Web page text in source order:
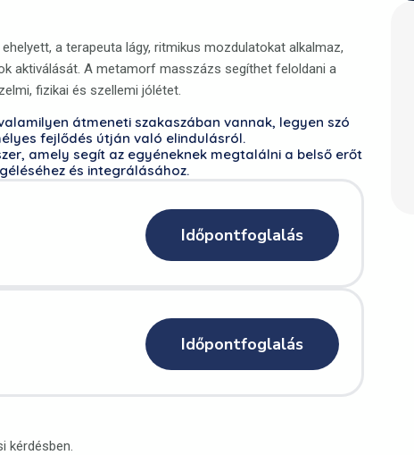
a terapeuta lágy, ritmikus mozdulatokat alkalmaz,
aktiválását. A metamorf masszázs segíthet feloldani a
fizikai és szellemi jólétet.
átmeneti szakaszában vannak, legyen szó
fejlődés útján való elindulásról.
amely segít az egyéneknek megtalálni a belső erőt
és integrálásához.
Időpontfoglalás
Időpontfoglalás
kérdésben.